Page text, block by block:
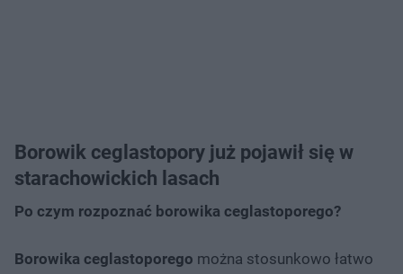
Borowik ceglastopory już pojawił się w
starachowickich lasach
Po czym rozpoznać borowika ceglastoporego?
Borowika ceglastoporego można stosunkowo łatwo